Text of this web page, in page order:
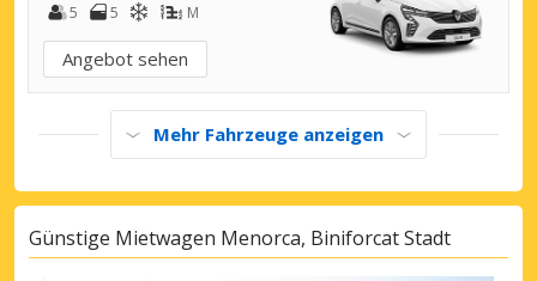
5
5 M
Angebot sehen
Mehr Fahrzeuge anzeigen
Günstige Mietwagen Menorca, Biniforcat Stadt